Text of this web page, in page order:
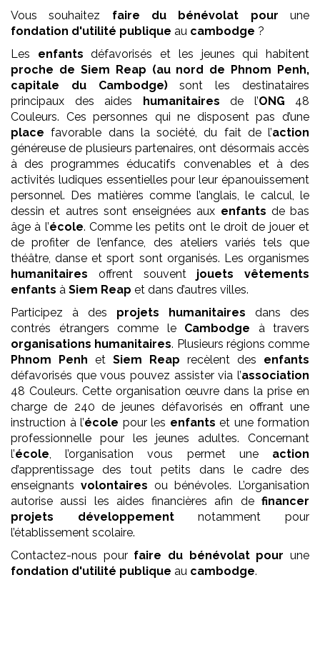
Vous souhaitez faire du bénévolat pour une
fondation d'utilité publique au cambodge ?
Les enfants défavorisés et les jeunes qui habitent
proche de Siem Reap (au nord de Phnom Penh,
capitale du Cambodge)sont les destinataires
principaux des aides humanitaires de l’ONG 48
Couleurs. Ces personnes qui ne disposent pas d’une
placefavorable dans la société, du fait de l’action
généreuse de plusieurs partenaires, ont désormais accès
à des programmes éducatifs convenables et à des
activités ludiques essentielles pour leur épanouissement
personnel. Des matières comme l’anglais, le calcul, le
dessin et autres sont enseignées aux enfants de bas
âge à l’école. Comme les petits ont le droit de jouer et
de profiter de l’enfance, des ateliers variés tels que
théâtre, danse et sport sont organisés. Les organismes
humanitaires offrent souvent jouets vêtements
enfants à Siem Reap et dans d’autres villes.
Participez à des projets humanitaires dans des
contrés étrangers comme le Cambodge à travers
organisations humanitaires. Plusieurs régions comme
Phnom Penh et Siem Reap recèlent des enfants
défavorisés que vous pouvez assister via l’association
48 Couleurs. Cette organisation œuvre dans la prise en
charge de 240 de jeunes défavorisés en offrant une
instruction à l’école pour les enfants et une formation
professionnelle pour les jeunes adultes. Concernant
l’école, l’organisation vous permet une action
d’apprentissage des tout petits dans le cadre des
enseignants volontaires ou bénévoles. L’organisation
autorise aussi les aides financières afin de financer
projets développementnotamment pour
l’établissement scolaire.
Contactez-nous pour faire du bénévolat pour une
fondation d'utilité publique au cambodge.